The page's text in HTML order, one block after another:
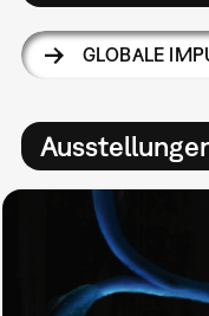
GLOBALE